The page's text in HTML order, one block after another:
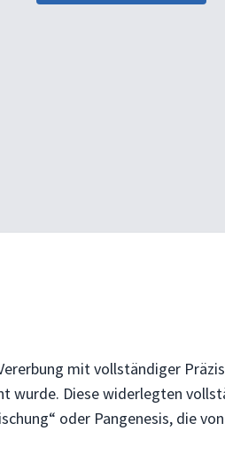
mit vollständiger
wurde. Diese widerlegten
oder Pangenesis, die von